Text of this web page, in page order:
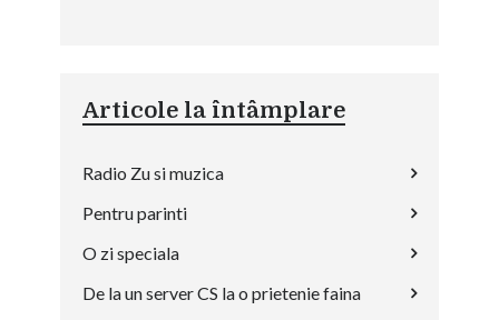
Articole la întâmplare
Radio Zu si muzica
Pentru parinti
O zi speciala
De la un server CS la o prietenie faina